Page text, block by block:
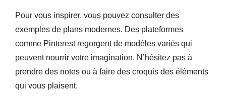
Pour vous inspirer, vous pouvez consulter des
exemples de plans modernes. Des plateformes
comme Pinterest regorgent de modèles variés qui
peuvent nourrir votre imagination. N’hésitez pas à
prendre des notes ou à faire des croquis des éléments
qui vous plaisent.